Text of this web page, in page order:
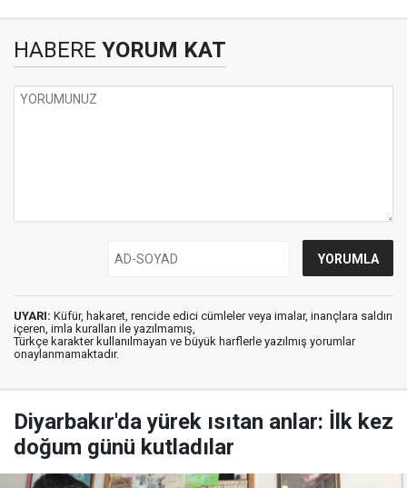
HABERE YORUM KAT
UYARI: Küfür, hakaret, rencide edici cümleler veya imalar, inançlara saldırı
içeren, imla kuralları ile yazılmamış,
Türkçe karakter kullanılmayan ve büyük harflerle yazılmış yorumlar
onaylanmamaktadır.
Diyarbakır'da yürek ısıtan anlar: İlk kez
doğum günü kutladılar